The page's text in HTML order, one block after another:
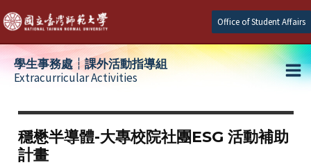
Skip
to
content
Office of Student Affairs
學生事務處┆課外活動指導組
Extracurricular Activities
穩懋半導體-大專校院社團ESG 活動補助
計畫